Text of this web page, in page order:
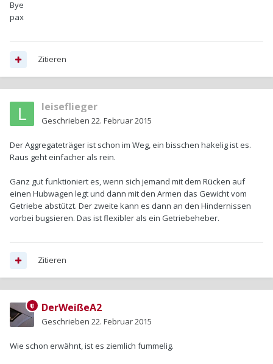
Bye
pax
Zitieren
leiseflieger
Geschrieben 22. Februar 2015
Der Aggregateträger ist schon im Weg, ein bisschen hakelig ist es.
Raus geht einfacher als rein.
Ganz gut funktioniert es, wenn sich jemand mit dem Rücken auf
einen Hubwagen legt und dann mit den Armen das Gewicht vom
Getriebe abstützt. Der zweite kann es dann an den Hindernissen
vorbei bugsieren. Das ist flexibler als ein Getriebeheber.
Zitieren
DerWeißeA2
Geschrieben 22. Februar 2015
Wie schon erwähnt, ist es ziemlich fummelig.